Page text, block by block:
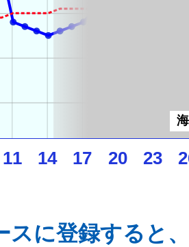
11 14 17 20 23
スに登録すると